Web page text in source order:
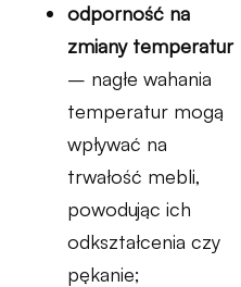
odporność na
zmiany temperatur
– nagłe wahania
temperatur mogą
wpływać na
trwałość mebli,
powodując ich
odkształcenia czy
pękanie;